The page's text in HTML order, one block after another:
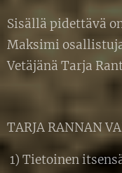
Sisällä pidettävä
Maksimi
Vetäjänä Tarja
TARJA RANNAN
1) Tietoinen